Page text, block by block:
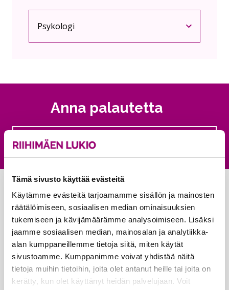
Tämä sivusto käyttää evästeitä
Käytämme evästeitä tarjoamamme sisällön ja mainosten
räätälöimiseen, sosiaalisen median ominaisuuksien
tukemiseen ja kävijämäärämme analysoimiseen. Lisäksi
jaamme sosiaalisen median, mainosalan ja analytiikka-
alan kumppaneillemme tietoja siitä, miten käytät
sivustoamme. Kumppanimme voivat yhdistää näitä
tietoja muihin tietoihin, joita olet antanut heille tai joita on
kerätty, kun olet käyttänyt heidän palvelujaan. Voit
Nykyinen sivu
Psykologi
Klikkaa käyttääksesi valikkoa
Anna palautetta
Palautepalvelu
Riihimäen lukio
Koulukatu 5